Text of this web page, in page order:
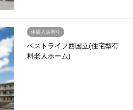
体験入居有り
ベストライフ西国立(住宅型有
料老人ホーム)